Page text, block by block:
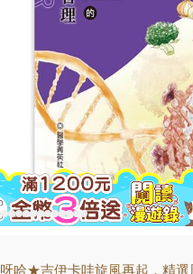
呀哈★吉伊卡哇旋風再起，精選